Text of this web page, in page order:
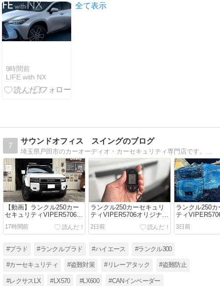
「アクセル、
9時間前
LIFE with NX
全て表示
7
サウンドオフィス スイングのブログ
埼玉県戸田市のカーオーディオ・カーセキュリティ専門店です。日々の施工を書いています。
【動画】ランクル250カー
セキュリティVIPER5706オ
リジナル最強プラン他
17時間前
ランクル250カーセキュリ
ティVIPER5706オリジナル
最強プラン他取付完了
2日前
ランクル250
ティ
最強プラン他
3日前
#プラド #ランクルプラド #ハイエース #ランクル300
#カーセキュリティ #盗難対策 #リレーアタック #盗難防止
#レクサスLX #LX570 #LX600 #CANインベーダー